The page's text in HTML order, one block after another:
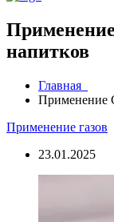
напитков
Главная
Применение
Применение газов
23.01.2025